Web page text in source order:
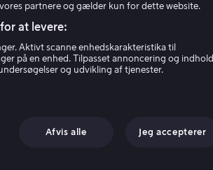
partnere og gælder kun for dette website.
at levere:
Aktivt scanne enhedskarakteristika til
på en enhed. Tilpasset annoncering og indhold,
og udvikling af tjenester.
Afvis alle Jeg accepterer